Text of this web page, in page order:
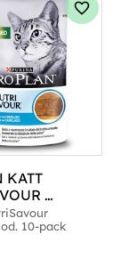
KATT
COD 10-P
10-pack
Lägg